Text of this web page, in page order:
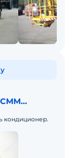
кондиционер.